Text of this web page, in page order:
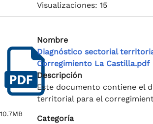
Visualizaciones: 15
10.7MB
Nombre
Diagnóstico sectorial
Corregimiento La Castilla.pdf
Descripción
Este documento contiene el
territorial para el
Categoría